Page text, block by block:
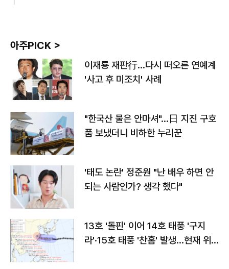
아주PICK >
이재룡 재판行…다시 떠오른 연예계
'사고 후 미조치' 사례
"한국산 물은 안마셔"…日 지진 구호
품 보냈더니 비하한 누리꾼
'태도 논란' 정준원 "난 배우 하면 안
되는 사람인가? 생각 했다"
13호 '돌핀' 이어 14호 태풍 '구지
라'·15호 태풍 '찬홈' 발생…현재 위